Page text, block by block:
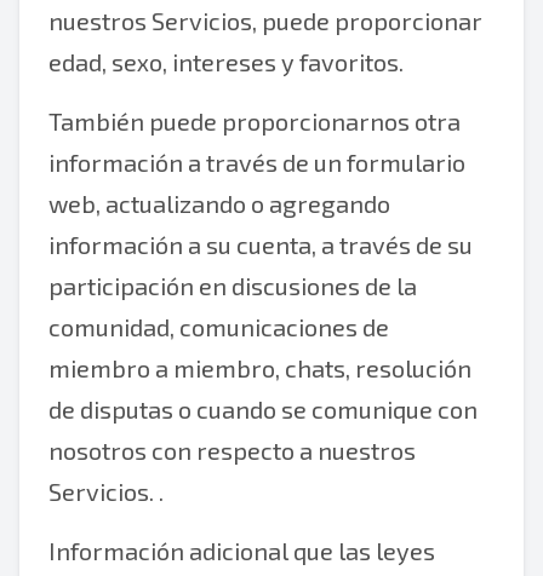
nuestros Servicios, puede proporcionar
edad, sexo, intereses y favoritos.
También puede proporcionarnos otra
información a través de un formulario
web, actualizando o agregando
información a su cuenta, a través de su
participación en discusiones de la
comunidad, comunicaciones de
miembro a miembro, chats, resolución
de disputas o cuando se comunique con
nosotros con respecto a nuestros
Servicios. .
Información adicional que las leyes